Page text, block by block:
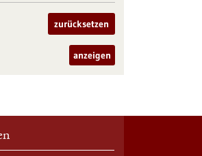
zurücksetzen
anzeigen